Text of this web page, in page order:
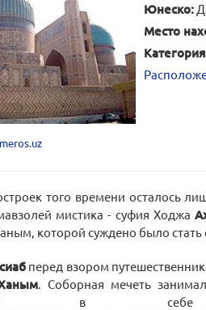
meros.uz
Юнеско:
Место
того времени осталось
мистика - суфия Ходжа
которой суждено было
перед взором
. Соборная мечеть
в